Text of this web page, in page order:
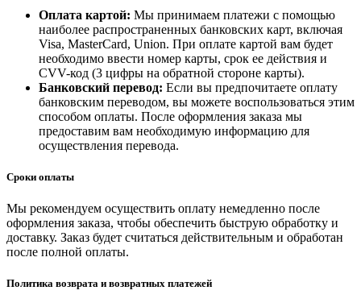
Оплата картой: Мы принимаем платежи с помощью
наиболее распространенных банковских карт, включая
Visa, MasterCard, Union. При оплате картой вам будет
необходимо ввести номер карты, срок ее действия и
CVV-код (3 цифры на обратной стороне карты).
Банковский перевод: Если вы предпочитаете оплату
банковским переводом, вы можете воспользоваться этим
способом оплаты. После оформления заказа мы
предоставим вам необходимую информацию для
осуществления перевода.
Сроки оплаты
Мы рекомендуем осуществить оплату немедленно после
оформления заказа, чтобы обеспечить быструю обработку и
доставку. Заказ будет считаться действительным и обработан
после полной оплаты.
Политика возврата и возвратных платежей